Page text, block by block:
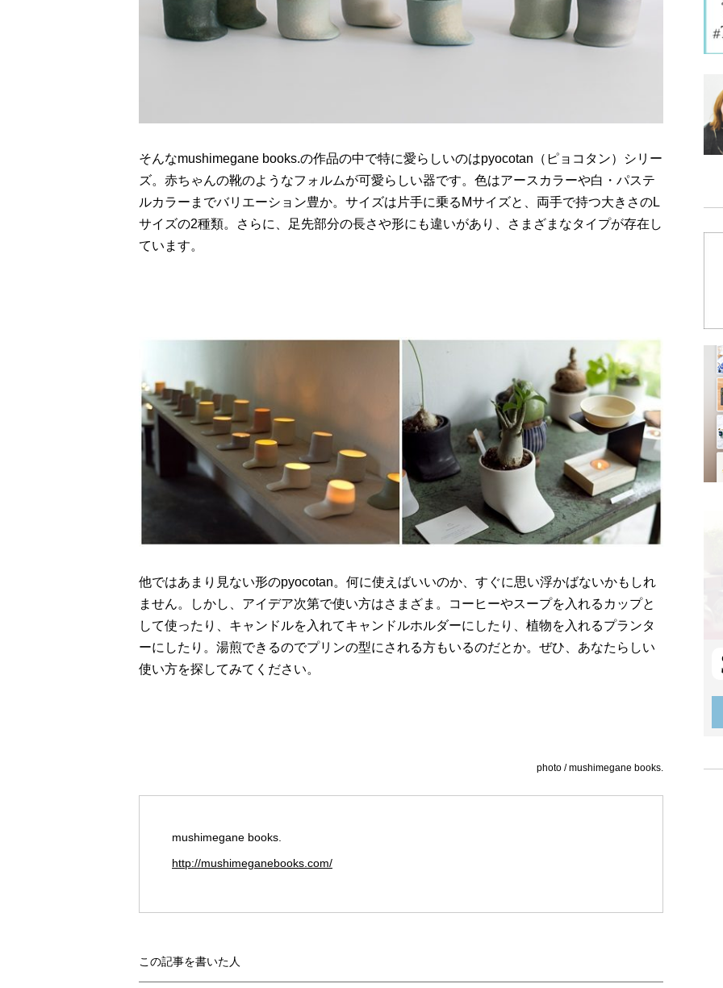
そんなmushimegane books.の作品の中で特に愛らしいのはpyocotan（ピョコタン）シリー
ズ。赤ちゃんの靴のようなフォルムが可愛らしい器です。色はアースカラーや白・パステ
ルカラーまでバリエーション豊か。サイズは片手に乗るMサイズと、両手で持つ大きさのL
サイズの2種類。さらに、足先部分の長さや形にも違いがあり、さまざまなタイプが存在し
ています。
他ではあまり見ない形のpyocotan。何に使えばいいのか、すぐに思い浮かばないかもしれ
ません。しかし、アイデア次第で使い方はさまざま。コーヒーやスープを入れるカップと
して使ったり、キャンドルを入れてキャンドルホルダーにしたり、植物を入れるプランタ
ーにしたり。湯煎できるのでプリンの型にされる方もいるのだとか。ぜひ、あなたらしい
使い方を探してみてください。
photo / mushimegane books.
mushimegane books.
http://mushimeganebooks.com/
この記事を書いた人